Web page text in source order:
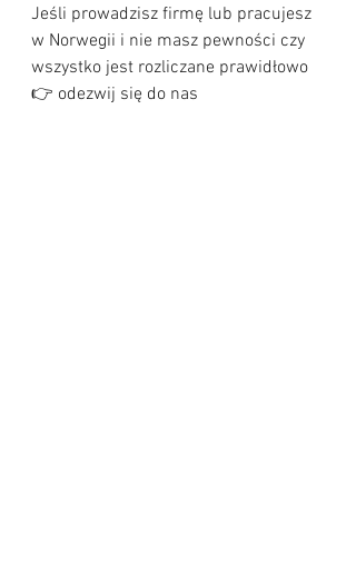
Jeśli prowadzisz firmę lub pracujesz
w Norwegii i nie masz pewności czy
wszystko jest rozliczane prawidłowo
👉 odezwij się do nas